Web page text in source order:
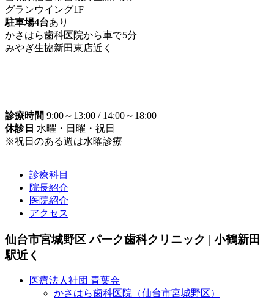
グランウイング1F
駐車場4台あり
かさはら歯科医院から車で5分
みやぎ生協新田東店近く
診療時間 9:00～13:00 / 14:00～18:00
休診日 水曜・日曜・祝日
※祝日のある週は水曜診療
診療科目
院長紹介
医院紹介
アクセス
仙台市宮城野区 パーク歯科クリニック | 小鶴新田
駅近く
医療法人社団 青葉会
かさはら歯科医院（仙台市宮城野区）